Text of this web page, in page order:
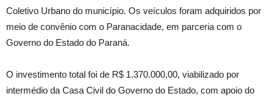
Coletivo Urbano do município. Os veículos foram adquiridos por
meio de convênio com o Paranacidade, em parceria com o
Governo do Estado do Paraná.
O investimento total foi de R$ 1.370.000,00, viabilizado por
intermédio da Casa Civil do Governo do Estado, com apoio do